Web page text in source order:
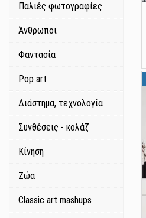
Παλιές φωτογραφίες
Άνθρωποι
Φαντασία
Pop art
Διάστημα, τεχνολογία
Συνθέσεις - κολάζ
Κίνηση
Ζώα
Classic art mashups